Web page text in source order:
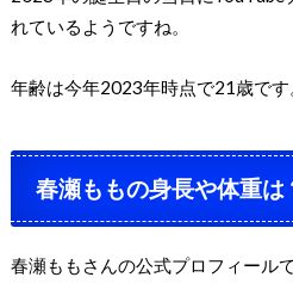
れているようですね。
年齢は今年2023年時点で21歳です
春瀬ももの身長や体重は
春瀬ももさんの公式プロフィール